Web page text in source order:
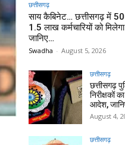
छत्तीसगढ़
साय कैबिनेट… छत्तीसगढ़ में
1.5 लाख कर्मचारियों को
जानिए…
Swadha - August 5, 2026
छत्तीसगढ़
छत्तीसगढ़
निरीक्षकों
आदेश,
August 4,
छत्तीसगढ़